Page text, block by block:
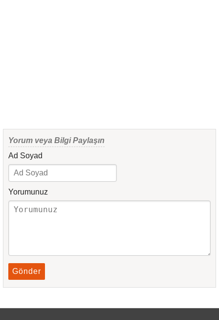
Yorum veya Bilgi Paylaşın
Ad Soyad
Yorumunuz
Gönder